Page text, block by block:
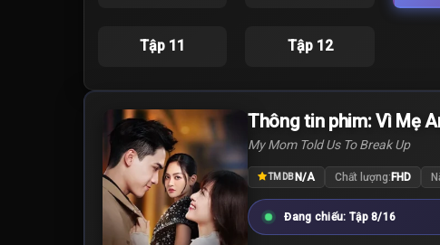
Tập 11 Tập 12
Thông tin phim: Vì Mẹ
My Mom Told Us To Break Up
TMDBN/A Chất lượng:FHD
Đang chiếu: Tập 8/16